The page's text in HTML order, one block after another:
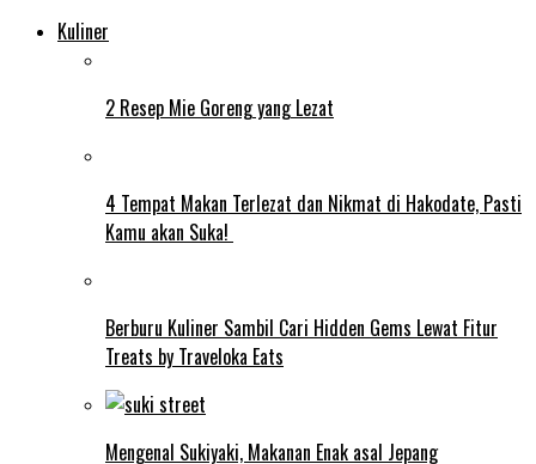
Kuliner
2 Resep Mie Goreng yang Lezat
4 Tempat Makan Terlezat dan Nikmat di Hakodate, Pasti
Kamu akan Suka!
Berburu Kuliner Sambil Cari Hidden Gems Lewat Fitur
Treats by Traveloka Eats
Mengenal Sukiyaki, Makanan Enak asal Jepang